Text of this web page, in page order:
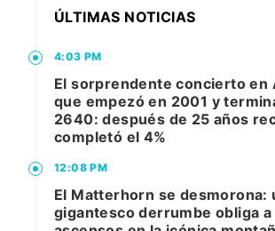
ÚLTIMAS NOTICIAS
4:03 PM
El sorprendente concierto en
que empezó en 2001 y
2640: después de 25 años
completó el 4%
12:08 PM
El Matterhorn se desmorona:
gigantesco derrumbe obliga